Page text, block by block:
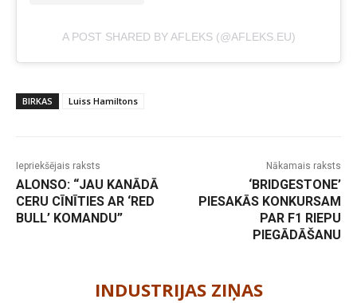
A POST SHARED BY AFLEKS (@AFLEKS.EU)
BIRKAS Luiss Hamiltons
Iepriekšējais raksts
ALONSO: “JAU KANĀDĀ
CERU CĪNĪTIES AR ‘RED
BULL’ KOMANDU”
Nākamais raksts
‘BRIDGESTONE’
PIESAKĀS KONKURSAM
PAR F1 RIEPU
PIEGĀDĀŠANU
INDUSTRIJAS ZIŅAS